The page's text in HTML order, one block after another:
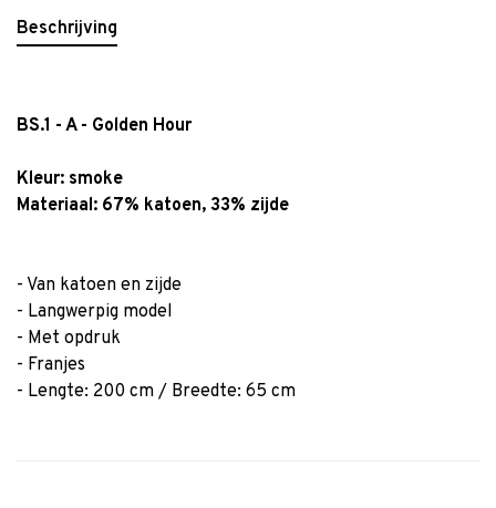
Beschrijving
BS.1 - A - Golden Hour
Kleur: smoke
Materiaal: 67% katoen, 33% zijde
- Van katoen en zijde
- Langwerpig model
- Met opdruk
- Franjes
- Lengte: 200 cm / Breedte: 65 cm